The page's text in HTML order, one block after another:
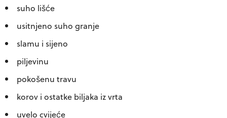
suho lišće
usitnjeno suho granje
slamu i sijeno
piljevinu
pokošenu travu
korov i ostatke biljaka iz vrta
uvelo cvijeće